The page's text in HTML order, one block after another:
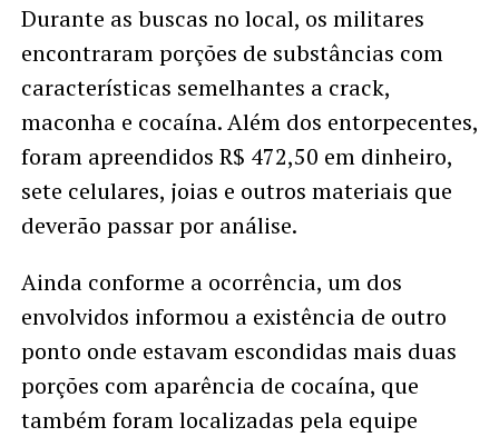
Durante as buscas no local, os militares
encontraram porções de substâncias com
características semelhantes a crack,
maconha e cocaína. Além dos entorpecentes,
foram apreendidos R$ 472,50 em dinheiro,
sete celulares, joias e outros materiais que
deverão passar por análise.
Ainda conforme a ocorrência, um dos
envolvidos informou a existência de outro
ponto onde estavam escondidas mais duas
porções com aparência de cocaína, que
também foram localizadas pela equipe